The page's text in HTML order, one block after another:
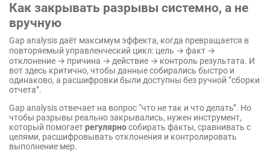
Как закрывать разрывы системно, а не
вручную
Gap analysis даёт максимум эффекта, когда превращается в
повторяемый управленческий цикл: цель → факт →
отклонение → причина → действие → контроль результата. И
вот здесь критично, чтобы данные собирались быстро и
одинаково, а расшифровки были доступны без ручной “сборки
отчета”.
Gap analysis отвечает на вопрос “что не так и что делать”. Но
чтобы разрывы реально закрывались, нужен инструмент,
который помогаетрегулярнособирать факты, сравнивать с
целями, расшифровывать отклонения и контролировать
выполнение мер.